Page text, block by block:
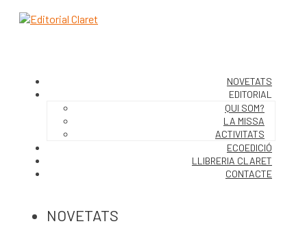
NOVETATS
EDITORIAL
QUI SOM?
LA MISSA
ACTIVITATS
ECOEDICIÓ
LLIBRERIA CLARET
CONTACTE
NOVETATS